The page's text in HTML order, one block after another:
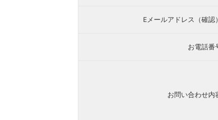
Eメールアドレス（確認）
お電話番
お問い合わせ内